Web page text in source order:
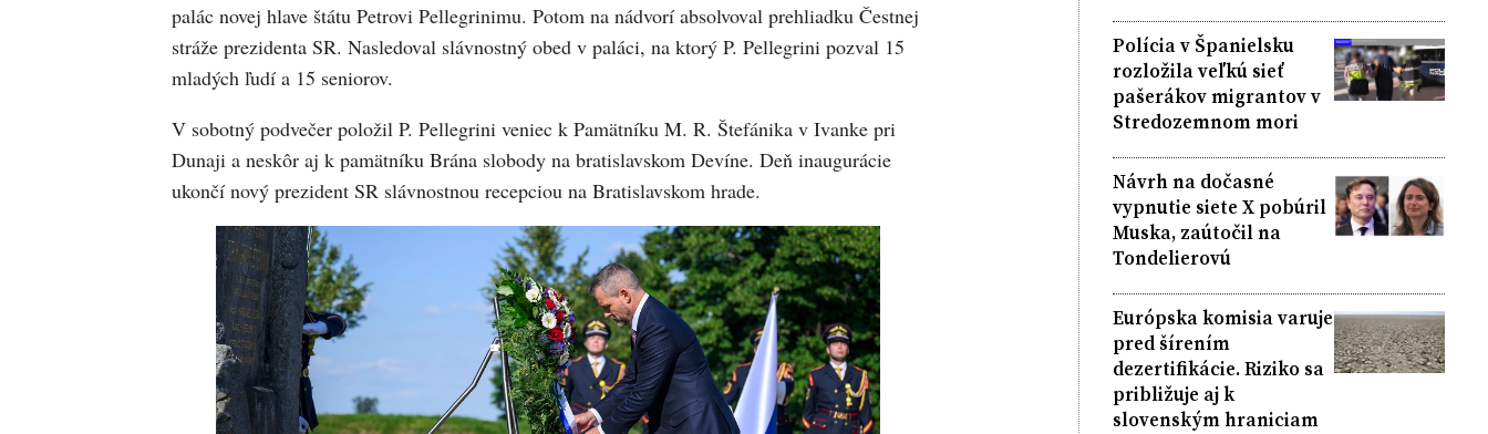
palác novej hlave štátu Petrovi Pellegrinimu. Potom na nádvorí absolvoval prehliadku Čestnej
stráže prezidenta SR. Nasledoval slávnostný obed v paláci, na ktorý P. Pellegrini pozval 15
mladých ľudí a 15 seniorov.
V sobotný podvečer položil P. Pellegrini veniec k Pamätníku M. R. Štefánika v Ivanke pri
Dunaji a neskôr aj k pamätníku Brána slobody na bratislavskom Devíne. Deň inaugurácie
ukončí nový prezident SR slávnostnou recepciou na Bratislavskom hrade.
Polícia v Španielsku
rozložila veľkú sieť
pašerákov migrantov v
Stredozemnom mori
Návrh na dočasné
vypnutie siete X pobúril
Muska, zaútočil na
Tondelierovú
Európska komisia varuje
pred šírením
dezertifikácie. Riziko sa
približuje aj k
slovenským hraniciam